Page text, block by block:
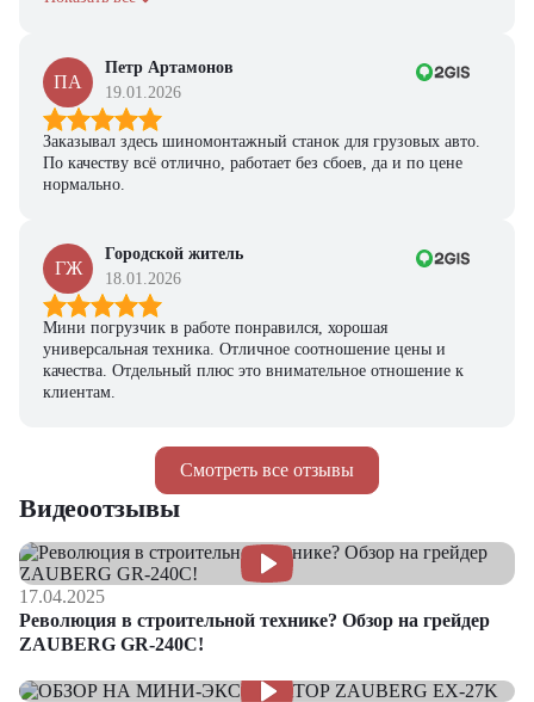
Смотреть все отзывы
ПА
Петр Артамонов
19.01.2026
Заказывал здесь шиномонтажный станок для грузовых авто.
По качеству всё отлично, работает без сбоев, да и по цене
нормально.
ГЖ
Городской житель
18.01.2026
Мини погрузчик в работе понравился, хорошая
универсальная техника. Отличное соотношение цены и
качества. Отдельный плюс это внимательное отношение к
клиентам.
Видеоотзывы
17.04.2025
Революция в строительной технике? Обзор на грейдер
ZAUBERG GR-240C!